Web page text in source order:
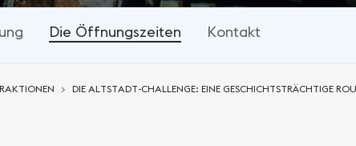
Die Öffnungszeiten Kontakt
DIE ALTSTADT-CHALLENGE: EINE GESCHICHTSTRÄCHTIGE